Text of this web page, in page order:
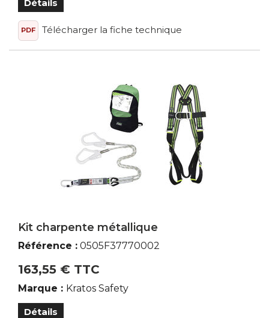
Détails
PDF Télécharger la fiche technique
Kit charpente métallique
Référence : 0505F37770002
163,55 € TTC
Marque : Kratos Safety
Détails